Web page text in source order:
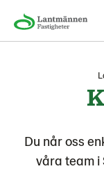
Du når oss
våra team i